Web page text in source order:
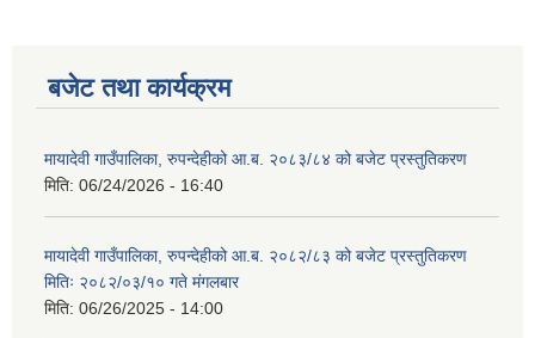
बजेट तथा कार्यक्रम
मायादेवी गाउँपालिका, रुपन्देहीको आ.ब. २०८३/८४ को बजेट प्रस्तुतिकरण
मिति: 06/24/2026 - 16:40
मायादेवी गाउँपालिका, रुपन्देहीको आ.ब. २०८२/८३ को बजेट प्रस्तुतिकरण
मितिः २०८२/०३/१० गते मंगलबार
मिति: 06/26/2025 - 14:00